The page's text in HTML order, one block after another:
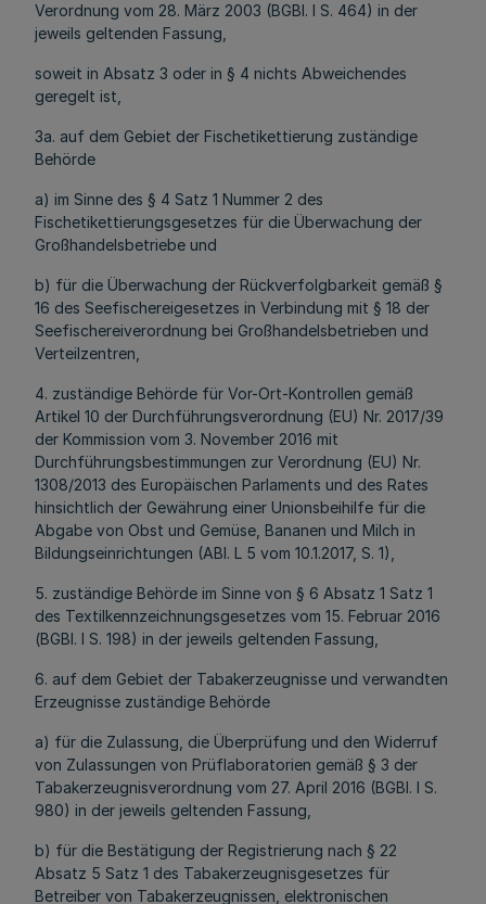
Verordnung vom 28. März 2003 (BGBl. I S. 464) in der
jeweils geltenden Fassung,
soweit in Absatz 3 oder in § 4 nichts Abweichendes
geregelt ist,
3a. auf dem Gebiet der Fischetikettierung zuständige
Behörde
a) im Sinne des § 4 Satz 1 Nummer 2 des
Fischetikettierungsgesetzes für die Überwachung der
Großhandelsbetriebe und
b) für die Überwachung der Rückverfolgbarkeit gemäß §
16 des Seefischereigesetzes in Verbindung mit § 18 der
Seefischereiverordnung bei Großhandelsbetrieben und
Verteilzentren,
4. zuständige Behörde für Vor-Ort-Kontrollen gemäß
Artikel 10 der Durchführungsverordnung (EU) Nr. 2017/39
der Kommission vom 3. November 2016 mit
Durchführungsbestimmungen zur Verordnung (EU) Nr.
1308/2013 des Europäischen Parlaments und des Rates
hinsichtlich der Gewährung einer Unionsbeihilfe für die
Abgabe von Obst und Gemüse, Bananen und Milch in
Bildungseinrichtungen (ABl. L 5 vom 10.1.2017, S. 1),
5. zuständige Behörde im Sinne von § 6 Absatz 1 Satz 1
des Textilkennzeichnungsgesetzes vom 15. Februar 2016
(BGBl. I S. 198) in der jeweils geltenden Fassung,
6. auf dem Gebiet der Tabakerzeugnisse und verwandten
Erzeugnisse zuständige Behörde
a) für die Zulassung, die Überprüfung und den Widerruf
von Zulassungen von Prüflaboratorien gemäß § 3 der
Tabakerzeugnisverordnung vom 27. April 2016 (BGBl. I S.
980) in der jeweils geltenden Fassung,
b) für die Bestätigung der Registrierung nach § 22
Absatz 5 Satz 1 des Tabakerzeugnisgesetzes für
Betreiber von Tabakerzeugnissen, elektronischen